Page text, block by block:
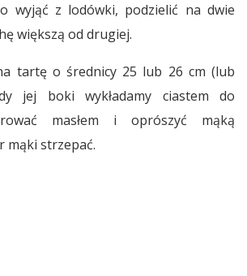
wyjąć z lodówki, podzielić na dwie
większą od drugiej.
tartę o średnicy 25 lub 26 cm (lub
jej boki wykładamy ciastem do
masłem i oprószyć mąką
mąki strzepać.